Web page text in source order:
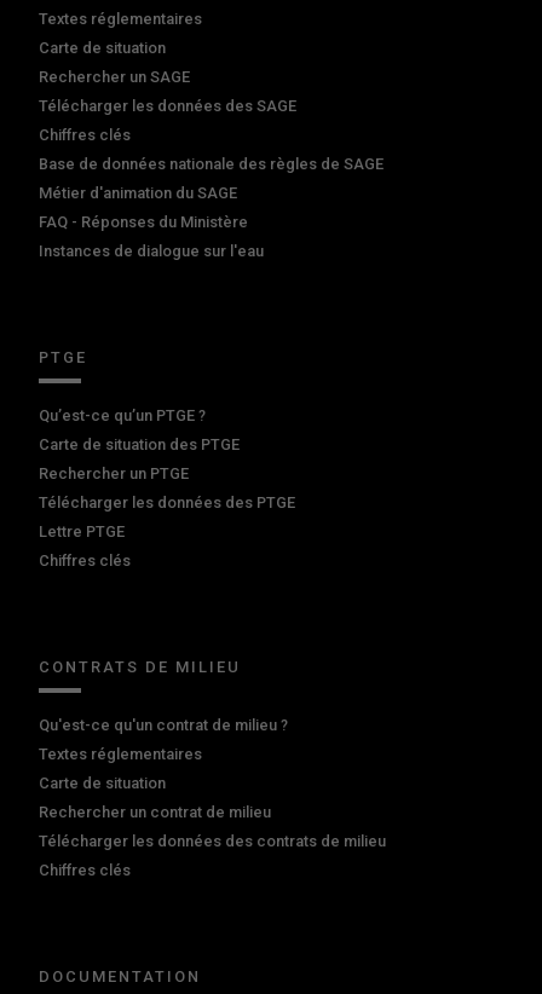
Textes réglementaires
Carte de situation
Rechercher un SAGE
Télécharger les données des SAGE
Chiffres clés
Base de données nationale des règles de SAGE
Métier d'animation du SAGE
FAQ - Réponses du Ministère
Instances de dialogue sur l'eau
PTGE
Qu’est-ce qu’un PTGE ?
Carte de situation des PTGE
Rechercher un PTGE
Télécharger les données des PTGE
Lettre PTGE
Chiffres clés
CONTRATS DE MILIEU
Qu'est-ce qu'un contrat de milieu ?
Textes réglementaires
Carte de situation
Rechercher un contrat de milieu
Télécharger les données des contrats de milieu
Chiffres clés
DOCUMENTATION